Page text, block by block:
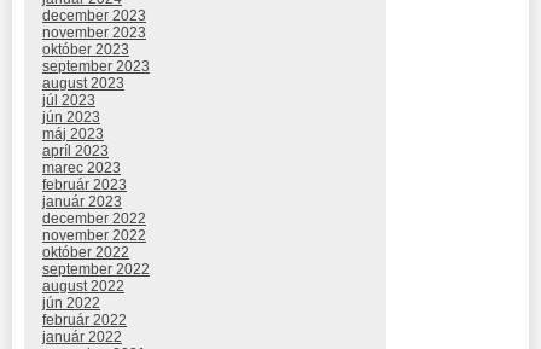
december 2023
november 2023
október 2023
september 2023
august 2023
júl 2023
jún 2023
máj 2023
apríl 2023
marec 2023
február 2023
január 2023
december 2022
november 2022
október 2022
september 2022
august 2022
jún 2022
február 2022
január 2022